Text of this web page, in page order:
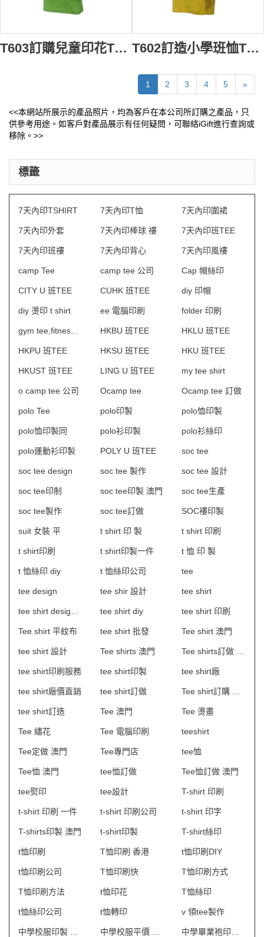
T603訂購兒童印花T恤 中童 小學 露營班衫 野外CAMP TEE 度身訂造童裝T恤 訂造小童圓領衫 T恤專營 草綠色 T602訂造小學班恤T恤 網上下單T恤 中童 小學 CAMP衫 螢火會 露營TEE 來樣訂造童裝T恤 T恤製衣廠 鮮黃色
1 2 3 4 5 »
<<本網站所展示的產品照片，均為客戶在本公司所訂購之產品，只
供參考用途。如客戶對產品展示有任何疑問，可聯絡iGift進行查詢或
移除。>>
標籤
7天內印TSHIRT 7天內印T恤 7天內印圍裙
7天內印外套 7天內印棒球 褸 7天內印班TEE
7天內印班褸 7天內印背心 7天內印風褸
camp Tee camp tee 公司 Cap 帽絲印
CITY U 班TEE CUHK 班TEE diy 印帽
diy 燙印 t shirt ee 電腦印刷 folder 印刷
HKBU 班TEE HKLU 班TEE
HKPU 班TEE HKSU 班TEE HKU 班TEE
HKUST 班TEE LING U 班TEE my tee shirt
o camp tee 公司 Ocamp tee Ocamp tee 訂做
polo Tee polo印製 polo恤印製
polo恤印製同 polo衫印製 polo衫絲印
polo運動衫印製 POLY U 班TEE soc tee
soc tee design soc tee 製作 soc tee 設計
soc tee印制 soc tee印製 澳門 soc tee生產
soc tee製作 soc tee訂做 SOC褸印製
suit 女裝 平 t shirt 印 製 t shirt 印刷
t shirt印刷 t shirt印製一件 t 恤 印 製
t 恤絲印 diy t 恤絲印公司 tee
tee design tee shir 設計 tee shirt
tee shirt diy tee shirt 印刷
Tee shirt 平紋布 tee shirt 批發 Tee shirt 澳門
tee shirt 設計 Tee shirts 澳門
tee shirt印刷服務 tee shirt印製 tee shirt廠
tee shirt廠價直銷 tee shirt訂做
tee shirt訂造 Tee 澳門 Tee 燙畫
Tee 繡花 Tee 電腦印刷 teeshirt
Tee定做 澳門 Tee專門店 tee恤
Tee恤 澳門 tee恤訂做 Tee恤訂做 澳門
tee熨印 tee設計 T-shirt 印刷
t-shirt 印刷 一件 t-shirt 印刷公司 t-shirt 印字
T-shirts印製 澳門 t-shirt印製 T-shirt絲印
t恤印刷 T恤印刷 香港 t恤印刷DIY
t恤印刷公司 T恤印刷快 T恤印刷方式
T恤印刷方法 t恤印花 T恤絲印
t恤絲印公司 t恤轉印 v 領tee製作